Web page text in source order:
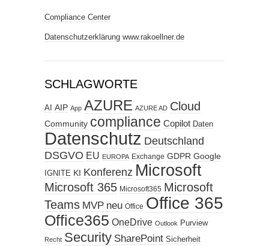
Compliance Center
Datenschutzerklärung www.rakoellner.de
SCHLAGWORTE
AI AIP App AZURE AZURE AD Cloud
Community compliance Copilot Daten
Datenschutz Deutschland
DSGVO EU EUROPA Exchange GDPR Google
IGNITE KI Konferenz Microsoft
Microsoft 365 Microsoft365 Microsoft
Teams MVP neu Office Office 365
Office365 OneDrive Outlook Purview
Recht Security SharePoint Sicherheit